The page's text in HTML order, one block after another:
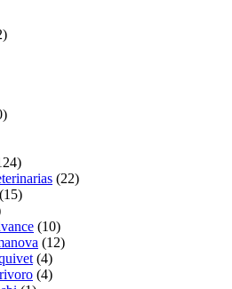
(22)
(15)
(10)
(12)
(4)
(4)